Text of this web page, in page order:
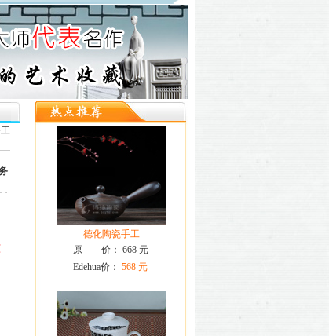
德化陶瓷手工
原 价：668 元
Edehua价： 568 元